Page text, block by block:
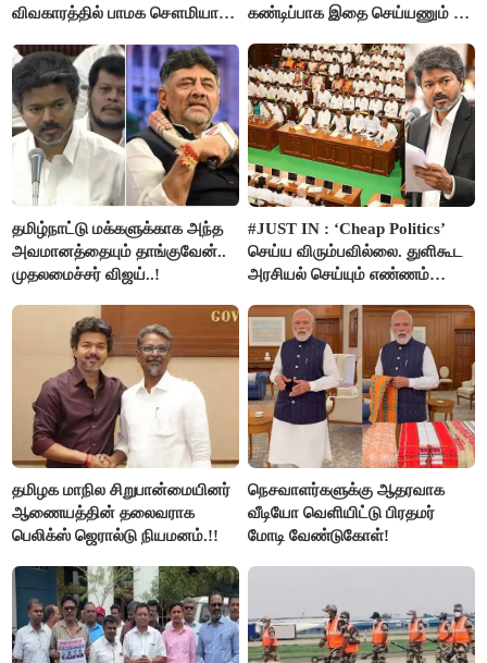
விவகாரத்தில் பாமக சௌமியா
கண்டிப்பாக இதை செய்யணும் -
தமிழ்நாட்டு மக்களுக்காக அந்த
அவமானத்தையும் தாங்குவேன்..
முதலமைச்சர் விஜய்..!
#JUST IN : ‘Cheap Politics’
செய்ய விரும்பவில்லை. துளிகூட
அரசியல் செய்யும் எண்ணம்
விஜய் பதில்!
தமிழக மாநில சிறுபான்மையினர்
ஆணையத்தின் தலைவராக
பெலிக்ஸ் ஜெரால்டு நியமனம்.!!
நெசவாளர்களுக்கு ஆதரவாக
வீடியோ வெளியிட்டு பிரதமர்
மோடி வேண்டுகோள்!